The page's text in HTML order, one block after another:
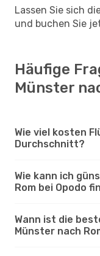
Lassen Sie sich
und buchen Sie
Häufige
Münster
Wie viel kosten
Durchschnitt?
Wie kann ich
Rom bei Opodo
Wann ist die
Münster nach